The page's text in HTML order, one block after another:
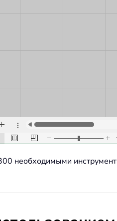
необходимыми